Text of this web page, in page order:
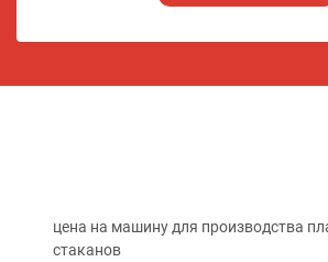
цена на машину для производства
стаканов